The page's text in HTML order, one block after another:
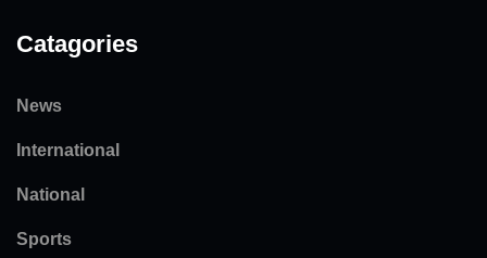
Catagories
News
International
National
Sports